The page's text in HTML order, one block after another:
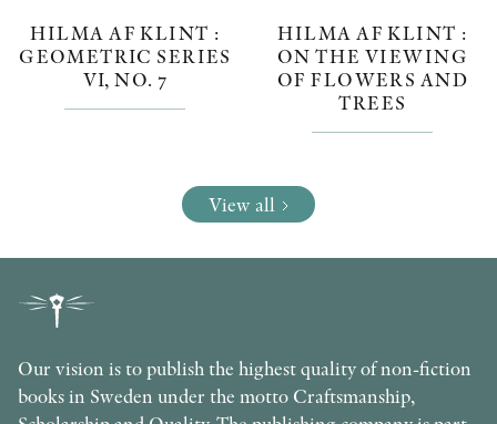
HILMA AF KLINT :
GEOMETRIC SERIES
VI, NO. 7
HILMA AF KLINT :
ON THE VIEWING
OF FLOWERS AND
TREES
View all
Our vision is to publish the highest quality of non-fiction
books in Sweden under the motto Craftsmanship,